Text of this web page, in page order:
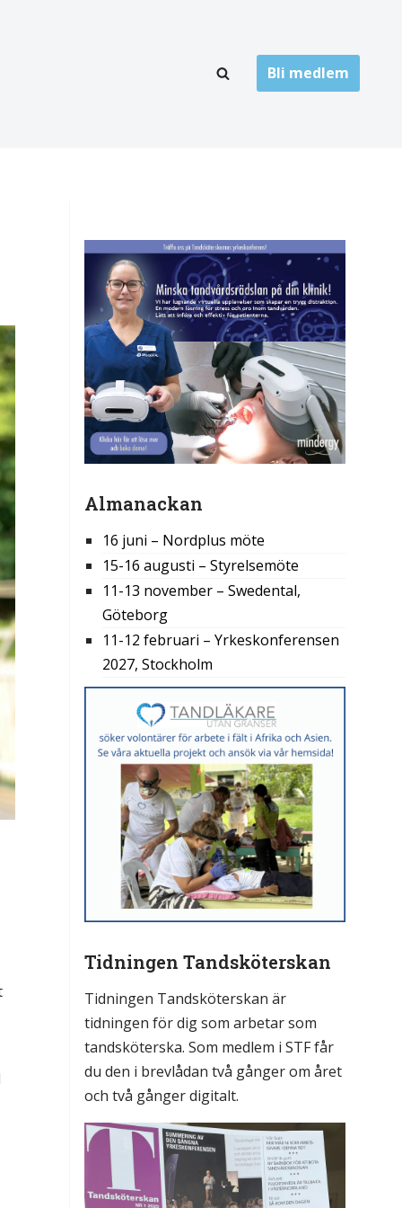
Högskolor
Landsting
Övrigt
Bli medlem
Almanackan
16 juni – Nordplus möte
15-16 augusti – Styrelsemöte
11-13 november – Swedental,
Göteborg
11-12 februari – Yrkeskonferensen
2027, Stockholm
Tidningen Tandsköterskan
Tidningen Tandsköterskan är
tidningen för dig som arbetar som
tandsköterska. Som medlem i STF får
du den i brevlådan två gånger om året
och två gånger digitalt.